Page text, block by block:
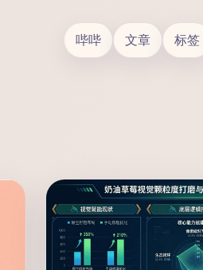
哔哔 文章 标签